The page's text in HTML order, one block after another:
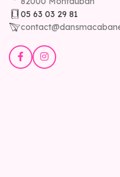
05 63 03 29 81